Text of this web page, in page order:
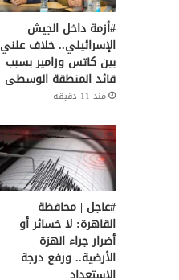
#أزمة داخل الجيش
الإسرائيلي.. خلاف علني
بين كاتس وزامير بسبب
قائد المنطقة الوسطى
منذ 11 دقيقة
#عاجل | محافظة
القاهرة: لا خسائر أو
أضرار جراء الهزة
الأرضية.. ورفع درجة
الاستعداد